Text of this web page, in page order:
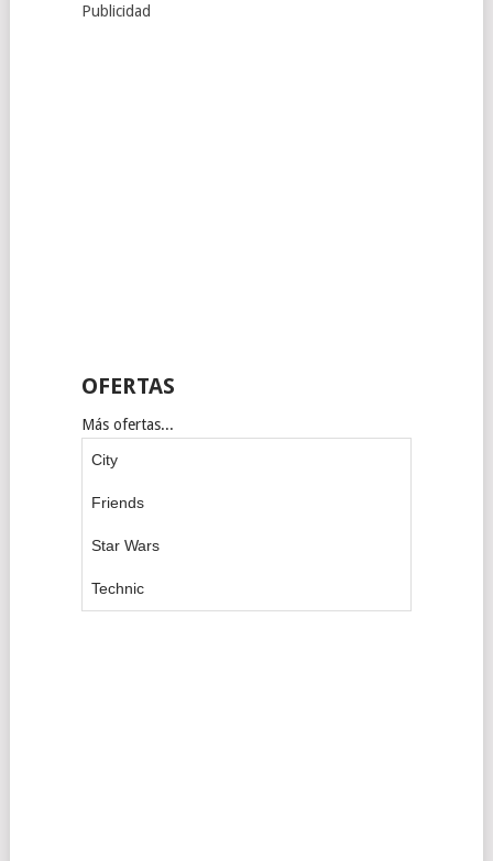
Publicidad
OFERTAS
Más ofertas...
City
Friends
Star Wars
Technic